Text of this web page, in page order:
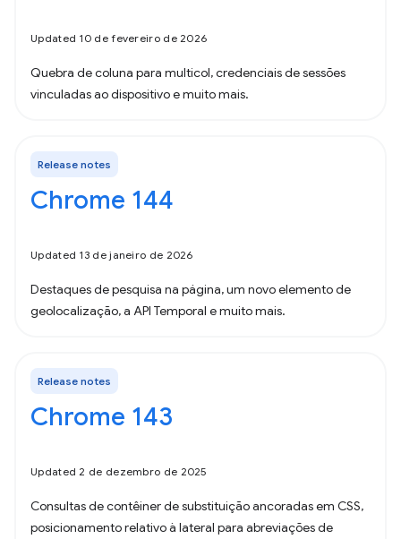
Updated 10 de fevereiro de 2026
Quebra de coluna para multicol, credenciais de sessões
vinculadas ao dispositivo e muito mais.
Release notes
Chrome 144
Updated 13 de janeiro de 2026
Destaques de pesquisa na página, um novo elemento de
geolocalização, a API Temporal e muito mais.
Release notes
Chrome 143
Updated 2 de dezembro de 2025
Consultas de contêiner de substituição ancoradas em CSS,
posicionamento relativo à lateral para abreviações de